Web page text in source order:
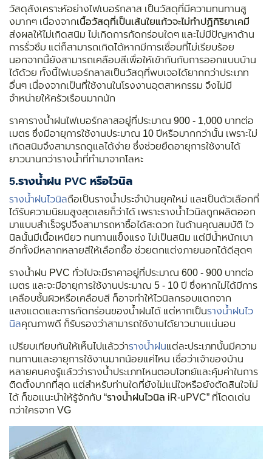
วัสดุสังเคราะห์อย่างไฟเบอร์กลาส เป็นวัสดุที่มีความทนทานสู
งมากๆ เนื่องจากเนื้อวัสดุที่เป็นเส้นใยแก้วจะไม่ทำปฏิกิริยาเคมี
ส่งผลให้ไม่เกิดสนิม ไม่เกิดการกัดกร่อนใดๆ และไม่มีปัญหาด้าน
การรั่วซึม แต่ก็สามารถเกิดได้หากมีการเชื่อมที่ไม่เรียบร้อย
นอกจากนี้ยังสามารถเคลือบสีเพื่อให้เข้ากันกับการออกแบบบ้าน
ได้ด้วย ทั้งนี้ไฟเบอร์กลาสเป็นวัสดุที่พบเจอได้ยากกว่าประเภท
อื่นๆ เนื่องจากเป็นที่ใช้งานในโรงงานอุตสาหกรรม จึงไม่มี
จำหน่ายให้ครัวเรือนมากนัก
ราคารางน้ำฝนไฟเบอร์กลาสอยู่ที่ประมาณ 900 - 1,000 บาทต่อ
เมตร ซึ่งมีอายุการใช้งานประมาณ 10 ปีหรือมากกว่านั้น เพราะไม่
เกิดสนิมจึงสามารถดูแลได้ง่าย ซึ่งช่วยยืดอายุการใช้งานได้
ยาวนานกว่ารางน้ำที่ทำมาจากโลหะ
5.รางน้ำฝน PVC หรือไวนิล
รางน้ำฝนไวนิลถือเป็นรางน้ำประจำบ้านยุคใหม่ และเป็นตัวเลือกที่
ได้รับความนิยมสูงสุดเลยก็ว่าได้ เพราะรางน้ำไวนิลถูกผลิตออก
มาแบบสำเร็จรูปจึงสามารถหาซื้อได้สะดวก ในด้านคุณสมบัติ ไว
นิลนั้นมีเนื้อเหนียว ทนทานแข็งแรง ไม่เป็นสนิม แต่มีน้ำหนักเบา
อีกทั้งมีหลากหลายสีให้เลือกซื้อ ช่วยตกแต่งภายนอกได้ดีสุดๆ
รางน้ำฝน PVC ทั่วไปจะมีราคาอยู่ที่ประมาณ 600 - 900 บาทต่อ
เมตร และจะมีอายุการใช้งานประมาณ 5 - 10 ปี ซึ่งหากไม่ได้มีการ
เคลือบชั้นผิวหรือเคลือบสี ก็อาจทำให้ไวนิลกรอบแตกจาก
แสงแดดและการกัดกร่อนของน้ำฝนได้ แต่หากเป็นรางน้ำฝนไว
นิลคุณภาพดี ก็รับรองว่าสามารถใช้งานได้ยาวนานแน่นอน
เปรียบเทียบกันให้เห็นไปแล้วว่ารางน้ำฝนแต่ละประเภทนั้นมีความ
ทนทานและอายุการใช้งานมากน้อยแค่ไหน เชื่อว่าเจ้าของบ้าน
หลายคนคงรู้แล้วว่ารางน้ำประเภทไหนตอบโจทย์และคุ้มค่าในการ
ติดตั้งมากที่สุด แต่สำหรับท่านใดที่ยังไม่แน่ใจหรือยังตัดสินใจไม่
ได้ ก็ขอแนะนำให้รู้จักกับ “รางน้ำฝนไวนิล iR-uPVC” ที่โดดเด่น
กว่าใครจาก VG